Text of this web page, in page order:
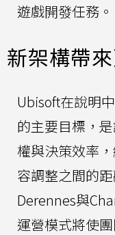
遊戲開發任務。
新架構帶
Ubisoft在說明
的主要目標，
權與決策效率
容調整之間的
Derennes與
運營模式將使